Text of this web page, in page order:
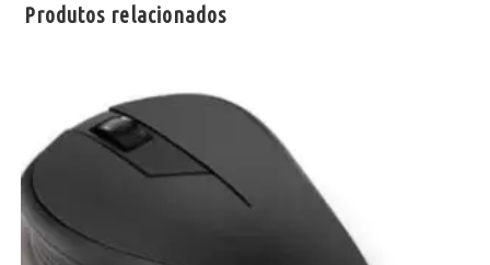
Produtos relacionados